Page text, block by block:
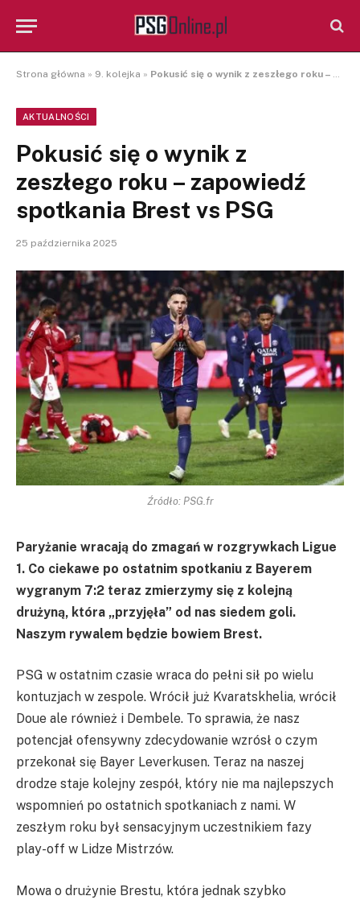
Strona główna » 9. kolejka » Pokusić się o wynik z zeszłego roku – zapowiedź spotkania Brest vs PSG
AKTUALNOŚCI
Pokusić się o wynik z
zeszłego roku – zapowiedź
spotkania Brest vs PSG
25 października 2025
Źródło: PSG.fr
Paryżanie wracają do zmagań w rozgrywkach Ligue
1. Co ciekawe po ostatnim spotkaniu z Bayerem
wygranym 7:2 teraz zmierzymy się z kolejną
drużyną, która „przyjęła” od nas siedem goli.
Naszym rywalem będzie bowiem Brest.
PSG w ostatnim czasie wraca do pełni sił po wielu
kontuzjach w zespole. Wrócił już Kvaratskhelia, wrócił
Doue ale również i Dembele. To sprawia, że nasz
potencjał ofensywny zdecydowanie wzrósł o czym
przekonał się Bayer Leverkusen. Teraz na naszej
drodze staje kolejny zespół, który nie ma najlepszych
wspomnień po ostatnich spotkaniach z nami. W
zeszłym roku był sensacyjnym uczestnikiem fazy
play-off w Lidze Mistrzów.
Mowa o drużynie Brestu, która jednak szybko